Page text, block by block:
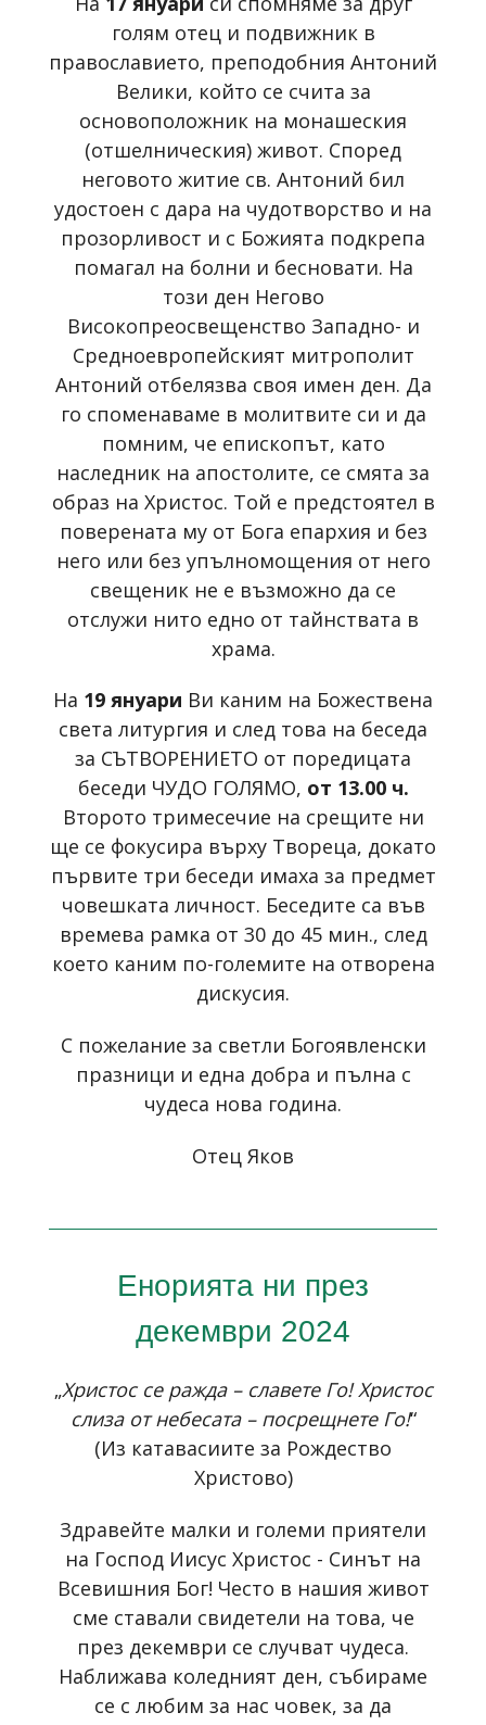
голям отец и подвижник в
православието, преподобния Антоний
Велики, който се счита за
основоположник на монашеския
(отшелническия) живот. Според
неговото житие св. Антоний бил
удостоен с дара на чудотворство и на
прозорливост и с Божията подкрепа
помагал на болни и бесновати. На
този ден Негово
Високопреосвещенство Западно- и
Средноевропейският митрополит
Антоний отбелязва своя имен ден. Да
го споменаваме в молитвите си и да
помним, че епископът, като
наследник на апостолите, се смята за
образ на Христос. Той е предстоятел в
поверената му от Бога епархия и без
него или без упълномощения от него
свещеник не е възможно да се
отслужи нито едно от тайнствата в
храма.
На 19 януари Ви каним на Божествена
света литургия и след това на беседа
за СЪТВОРЕНИЕТО от поредицата
беседи ЧУДО ГОЛЯМО, от 13.00 ч.
Второто тримесечие на срещите ни
ще се фокусира върху Твореца, докато
първите три беседи имаха за предмет
човешката личност. Беседите са във
времева рамка от 30 до 45 мин., след
което каним по-големите на отворена
дискусия.
С пожелание за светли Богоявленски
празници и една добра и пълна с
чудеса нова година.
Отец Яков
Енорията ни през
декември 2024
„Христос се ражда – славете Го! Христос
слиза от небесата – посрещнете Го!“
(Из катавасиите за Рождество
Христово)
Здравейте малки и големи приятели
на Господ Иисус Христос - Синът на
Всевишния Бог! Често в нашия живот
сме ставали свидетели на това, че
през декември се случват чудеса.
Наближава коледният ден, събираме
се с любим за нас човек, за да